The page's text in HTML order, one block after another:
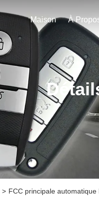
Maison
> FCC principale